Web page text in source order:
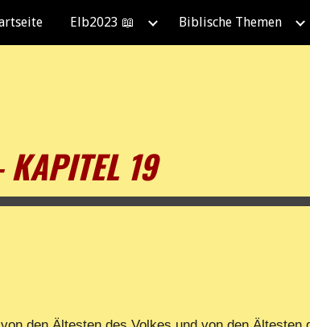
Skip to navigation
Elb2023 📖 Biblische Themen
KAPITEL 19